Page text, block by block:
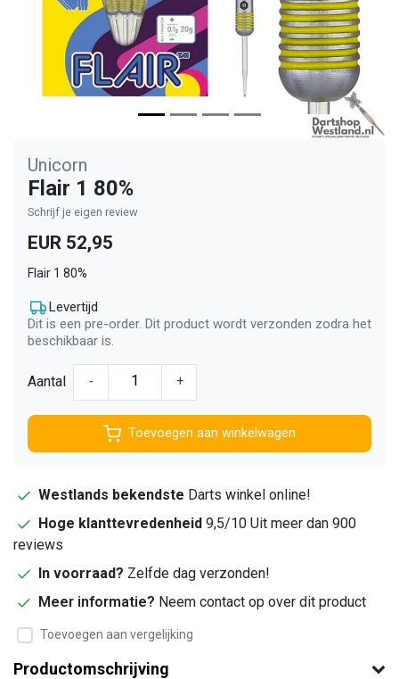
Unicorn
Flair 1 80%
Schrijf je eigen review
EUR 52,95
Flair 1 80%
Levertijd
Dit is een pre-order. Dit product wordt verzonden zodra het
beschikbaar is.
Aantal - +
Toevoegen aan winkelwagen
Westlands bekendste Darts winkel online!
Hoge klanttevredenheid 9,5/10 Uit meer dan 900
reviews
In voorraad? Zelfde dag verzonden!
Meer informatie? Neem contact op over dit product
Toevoegen aan vergelijking
Productomschrijving